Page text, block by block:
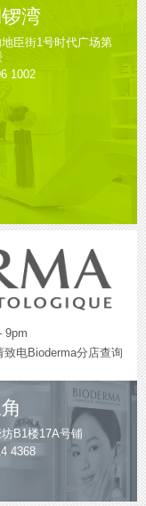
湾
臣街1号时代广场第
1002
9pm
电Bioderma分店查询
B1楼17A号铺
4368